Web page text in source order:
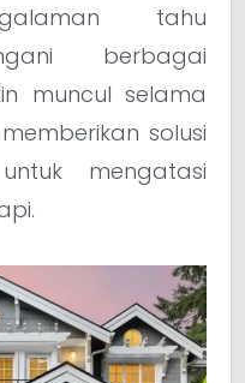
tahu
berbagai
muncul selama
solusi
mengatasi